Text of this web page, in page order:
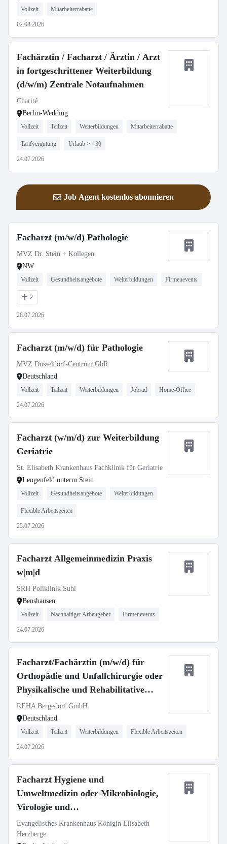
Vollzeit Mitarbeiterrabatte
02.08.2026
Fachärztin / Facharzt / Ärztin / Arzt
in fortgeschrittener Weiterbildung
(d/w/m) Zentrale Notaufnahmen
Charité
Berlin-Wedding
Vollzeit Teilzeit Weiterbildungen Mitarbeiterrabatte
Tarifvergütung Urlaub >= 30
24.07.2026
Job Agent kostenlos abonnieren
Facharzt (m/w/d) Pathologie
MVZ Dr. Stein + Kollegen
NW
Vollzeit Gesundheitsangebote Weiterbildungen Firmenevents
2
28.07.2026
Facharzt (m/w/d) für Pathologie
MVZ Düsseldorf-Centrum GbR
Deutschland
Vollzeit Teilzeit Weiterbildungen Jobrad Home-Office
24.07.2026
Facharzt (w/m/d) zur Weiterbildung
Geriatrie
St. Elisabeth Krankenhaus Fachklinik für Geriatrie
Lengenfeld unterm Stein
Vollzeit Gesundheitsangebote Weiterbildungen
Flexible Arbeitszeiten
25.07.2026
Facharzt Allgemeinmedizin Praxis
w|m|d
SRH Poliklinik Suhl
Benshausen
Vollzeit Nachhaltiger Arbeitgeber Firmenevents
24.07.2026
Facharzt/Fachärztin (m/w/d) für
Orthopädie und Unfallchirurgie oder
Physikalische und Rehabilitative
Medizin
REHA Bergedorf GmbH
Deutschland
Vollzeit Teilzeit Weiterbildungen Flexible Arbeitszeiten
24.07.2026
Facharzt Hygiene und
Umweltmedizin oder Mikrobiologie,
Virologie und
Infektionsepidemiologie (m/w/d)
Evangelisches Krankenhaus Königin Elisabeth
Herzberge